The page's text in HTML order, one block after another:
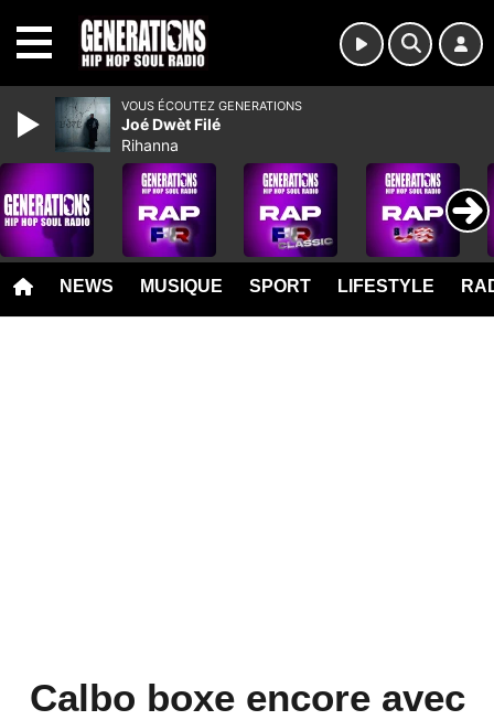
NEWS MUSIQUE SPORT LIFESTYLE
Calbo boxe encore avec
VOUS ÉCOUTEZ GENERATIONS
Joé Dwèt Filé
Rihanna